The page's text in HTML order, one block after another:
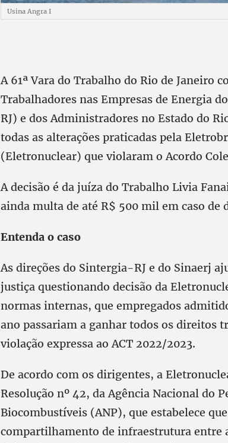
Usina Angra I
A 61ª Vara do Trabalho do Rio de Janeiro
Trabalhadores nas Empresas de Energia
RJ) e dos Administradores no Estado do
todas as alterações praticadas pela
(Eletronuclear) que violaram o Acordo
A decisão é da juíza do Trabalho Livia
ainda multa de até R$ 500 mil em caso de
Entenda o caso
As direções do Sintergia-RJ e do Sinaerj
justiça questionando decisão da
normas internas, que empregados
ano passariam a ganhar todos os direitos
violação expressa ao ACT 2022/2023.
De acordo com os dirigentes, a
Resolução nº 42, da Agência Nacional do
Biocombustíveis (ANP), que estabelece
compartilhamento de infraestrutura entre